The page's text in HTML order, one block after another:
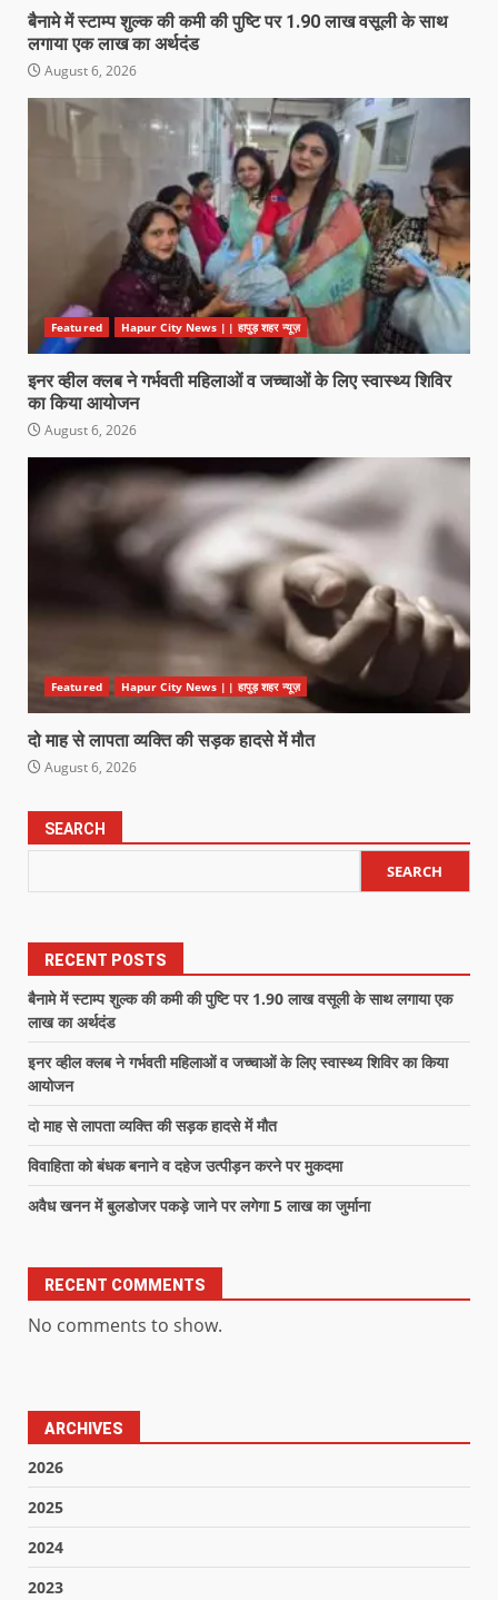
बैनामे में स्टाम्प शुल्क की कमी की पुष्टि पर 1.90 लाख वसूली के साथ
लगाया एक लाख का अर्थदंड
August 6, 2026
Featured Hapur City News || हापुड़ शहर न्यूज़
इनर व्हील क्लब ने गर्भवती महिलाओं व जच्चाओं के लिए स्वास्थ्य शिविर
का किया आयोजन
August 6, 2026
Featured Hapur City News || हापुड़ शहर न्यूज़
दो माह से लापता व्यक्ति की सड़क हादसे में मौत
August 6, 2026
SEARCH
SEARCH
RECENT POSTS
बैनामे में स्टाम्प शुल्क की कमी की पुष्टि पर 1.90 लाख वसूली के साथ लगाया एक
लाख का अर्थदंड
इनर व्हील क्लब ने गर्भवती महिलाओं व जच्चाओं के लिए स्वास्थ्य शिविर का किया
आयोजन
दो माह से लापता व्यक्ति की सड़क हादसे में मौत
विवाहिता को बंधक बनाने व दहेज उत्पीड़न करने पर मुकदमा
अवैध खनन में बुलडोजर पकड़े जाने पर लगेगा 5 लाख का जुर्माना
RECENT COMMENTS
No comments to show.
ARCHIVES
2026
2025
2024
2023